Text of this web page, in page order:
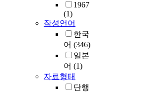
1967
(1)
작성언어
한국
어 (346)
일본
어 (1)
자료형태
단행